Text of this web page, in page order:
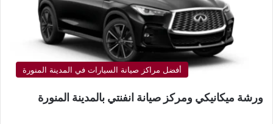
أفضل مراكز صيانة السيارات في المدينة المنورة
ورشة ميكانيكي ومركز صيانة انفنتي بالمدينة المنورة